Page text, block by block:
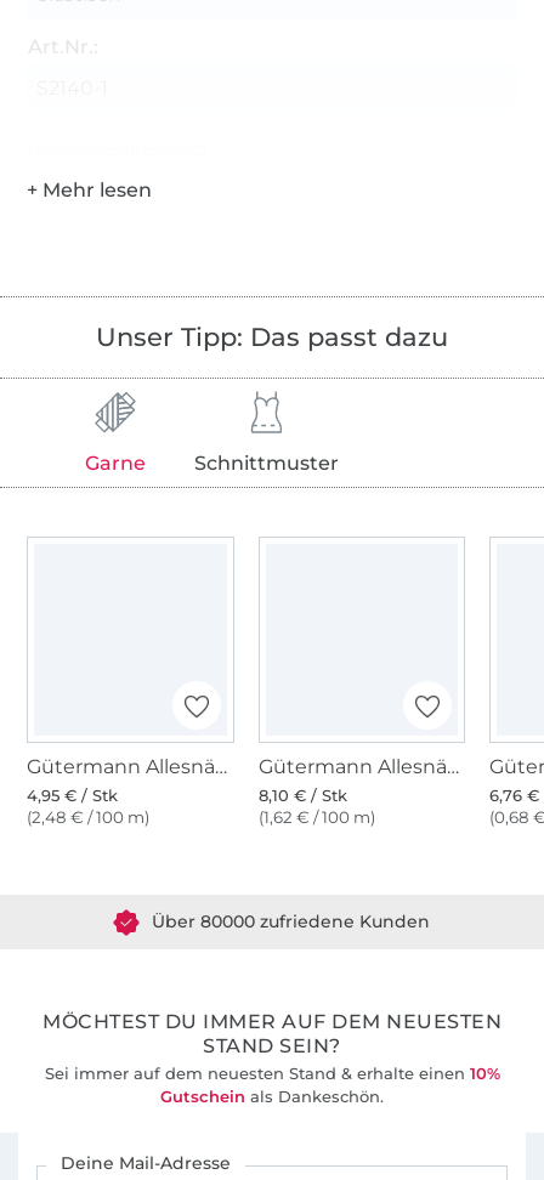
Art.Nr.:
Unser Tipp: Das passt dazu
Garne Schnittmuster
Gütermann Allesnäher (800) weiss
4,95 € / Stk
(2,48 € / 100 m)
Gütermann Allesnäher 500 m (800) weiss
8,10 € / Stk
(1,62 € / 100 m)
6,76 €
(0,68
MÖCHTEST DU IMMER AUF DEM NEUESTEN
STAND SEIN?
Sei immer auf dem neuesten Stand & erhalte einen 10%
Gutschein als Dankeschön.
Deine Mail-Adresse